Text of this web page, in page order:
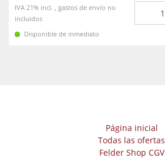
Taladros
Seccionadoras
Taladros
IVA 21% incl. , gastos de envío no
incluidos
Disponible de inmediato
Página inicial
Todas las ofertas
Felder Shop CGV